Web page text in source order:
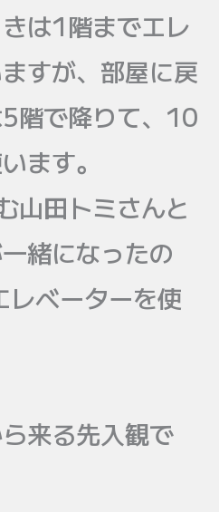
は1階までエレ
すが、部屋に戻
階で降りて、10
ます。
山田トミさんと
緒になったの
ベーターを使
来る先入観で